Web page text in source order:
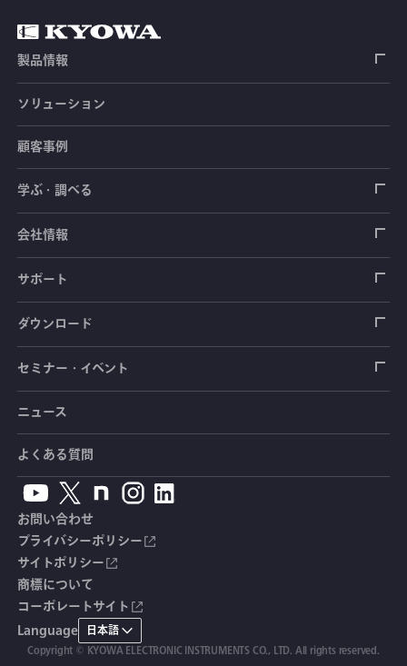
製品情報
ひずみゲージ
センサ（変換器）
ロードセル
加速度センサ
圧力センサ
トルクセンサ
土木建築用センサ
荷重計
土圧計
間隙水圧計
傾斜計
鉄筋計
沈下計
応力計
継目計
変位計
自動車用センサ
シートベルト張力計
操舵力・操舵角計
手ブレーキ計・チェンジレバー操作力計
踏力計
ホイールトルクセンサ
人体ダミー用センサ
測定器
データロガー
指示計・表示器
増幅器（アンプ）
ハンディ測定器（チェッカ）
ソフトウェア
計測システム
道路用計測システム
鉄道用計測システム
自動車用計測システム
土木用計測システム
試験装置・システム
ブリッジボックス
ケーブル・コネクタ
アクセサリ
製品・サービスTopics
オーダーメイド製品
生産終了製品
ソリューション
顧客事例
学ぶ・調べる
ひずみゲージ
センサ（変換器）
測定器
光ファイバ計測ソリューション - 学ぶ・調べる
共和技報
単位変換表
用語集
会社情報
拠点情報
会社概要
サポート
製品輸出時の取り扱いと該非判定書
毒物及び劇物譲受書
安全データシート（SDS）
カタログ・資料のダウンロード
生産終了製品一覧
拠点情報
よくあるご質問
ダウンロード
カタログ
取扱説明書
CADデータ
ソフトウェアバージョンアップ
総合カタログ
安全データシート（SDS）
CE適合品 受注・販売状況
共和技報
セミナー・イベント
セミナー・講習会
イベント・展示会
ニュース
よくある質問
お問い合わせ
プライバシーポリシー
サイトポリシー
商標について
コーポレートサイト
Language 日本語
Copyright © KYOWA ELECTRONIC INSTRUMENTS CO., LTD. All rights reserved.